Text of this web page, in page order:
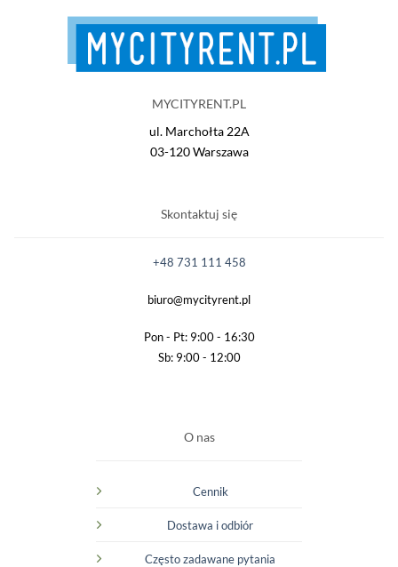
MYCITYRENT.PL
ul. Marchołta 22A
03-120 Warszawa
O nas
Cennik
Dostawa i odbiór
Często zadawane pytania
Skontaktuj się
+48 731 111 458
biuro@mycityrent.pl
Pon - Pt: 9:00 - 16:30
Sb: 9:00 - 12:00